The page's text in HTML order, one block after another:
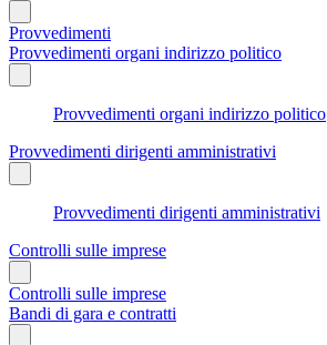
Provvedimenti
Provvedimenti organi indirizzo politico
Provvedimenti organi indirizzo politico
Provvedimenti dirigenti amministrativi
Provvedimenti dirigenti amministrativi
Controlli sulle imprese
Controlli sulle imprese
Bandi di gara e contratti